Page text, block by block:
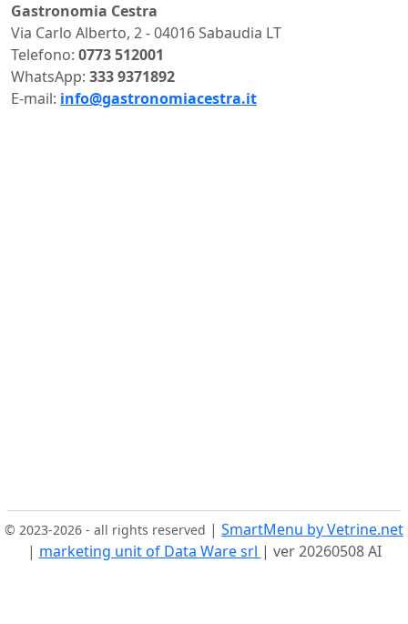
Gastronomia Cestra
Via Carlo Alberto, 2 - 04016 Sabaudia LT
Telefono: 0773 512001
WhatsApp: 333 9371892
E-mail: info@gastronomiacestra.it
© 2023-2026 - all rights reserved | SmartMenu by Vetrine.net
| marketing unit of Data Ware srl | ver 20260508 AI